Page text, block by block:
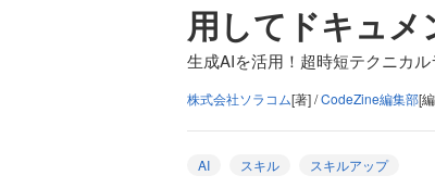
用してドキュメ
生成AIを活用！超時短テクニカ
株式会社ソラコム[著] /CodeZine編集部[
AI スキル スキルアップ